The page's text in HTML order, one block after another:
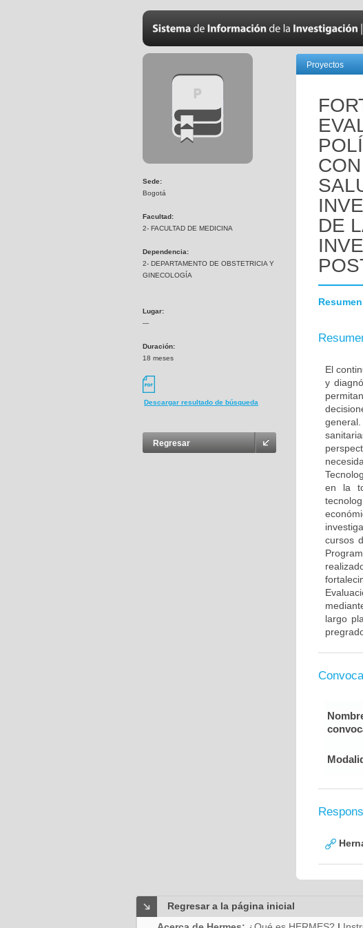
Sede:
Bogotá
Facultad:
2- FACULTAD DE MEDICINA
Dependencia:
2- DEPARTAMENTO DE OBSTETRICIA Y
GINECOLOGÍA
Lugar:
---
Duración:
18 meses
Descargar resultado de búsqueda
Regresar
Proyectos
DE
Resumen
El
y
en la
cursos
largo
Regresar a la página inicial